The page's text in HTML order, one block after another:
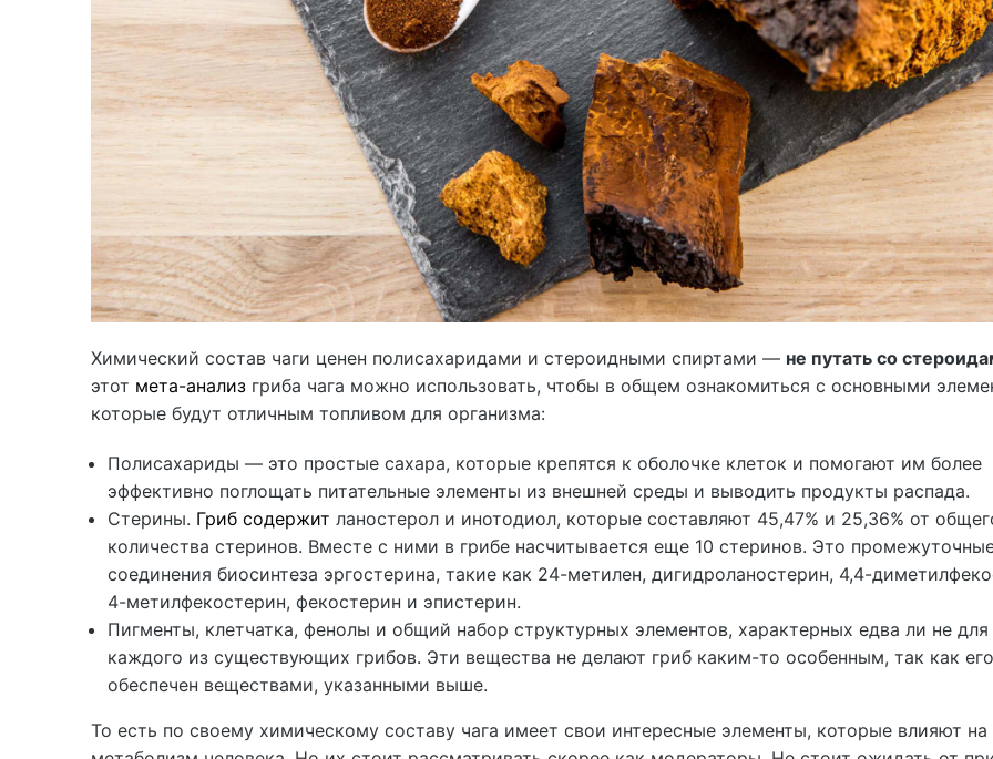
Химический состав чаги ценен полисахаридами и стероидными спиртами — не путать со
этот мета-анализ гриба чага можно использовать, чтобы в общем ознакомиться с основными
которые будут отличным топливом для организма:
Полисахариды — это простые сахара, которые крепятся к оболочке клеток и помогают им более
эффективно поглощать питательные элементы из внешней среды и выводить продукты распада.
Стерины. Гриб содержит ланостерол и инотодиол, которые составляют 45,47% и 25,36% от
количества стеринов. Вместе с ними в грибе насчитывается еще 10 стеринов. Это
соединения биосинтеза эргостерина, такие как 24-метилен, дигидроланостерин, 4,4-
4-метилфекостерин, фекостерин и эпистерин.
Пигменты, клетчатка, фенолы и общий набор структурных элементов, характерных едва ли не для
каждого из существующих грибов. Эти вещества не делают гриб каким-то особенным, так как
обеспечен веществами, указанными выше.
То есть по своему химическому составу чага имеет свои интересные элементы, которые влияют на